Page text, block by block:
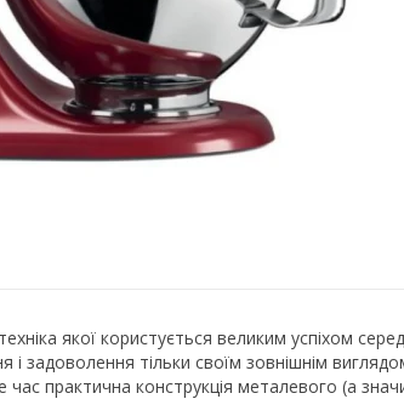
якої користується великим успіхом
задоволення тільки своїм зовнішнім
практична конструкція металевого (а